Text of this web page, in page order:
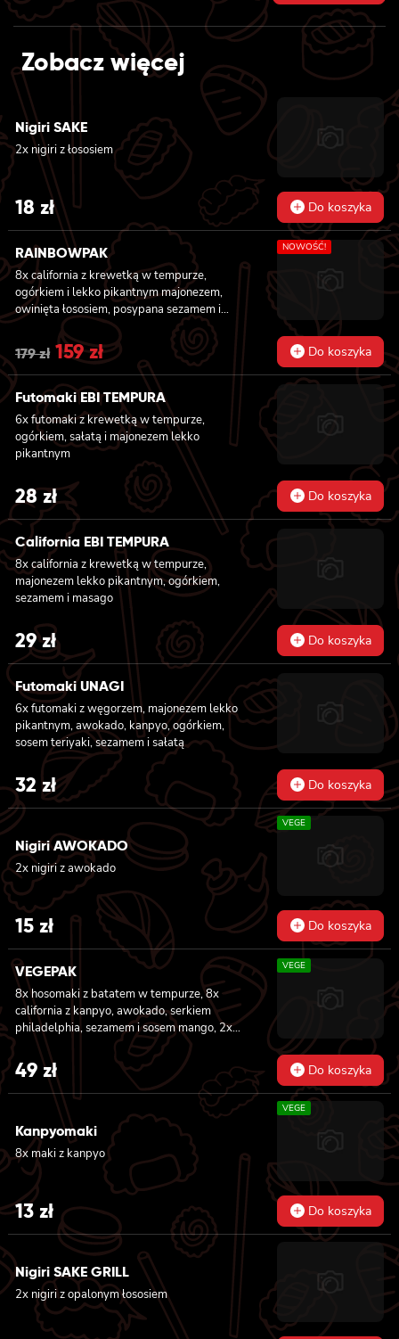
price
was:
price
is:
49 zł.
Zobacz więcej
Nigiri SAKE
2x nigiri z łososiem
18 zł Do koszyka
RAINBOWPAK
8x california z krewetką w tempurze,
ogórkiem i lekko pikantnym majonezem,
owinięta łososiem, posypana sezamem i
masago, 8x california z tatarem z tuńczyka z
truflami, owinięta tuńczykiem, posypana
masago arare i szczypiorkiem, 8x california z
awokado, mango, węgorzem i krewetką,
owinięta opalanym łososiem, polana sosem
teriyaki i posypana sezamem, 8x california z
masago, awokado i kanpyo, owinięta
węgorzem, polana sosem unagi i posypana
sezamem, 8x california z krewetką w
tempurze, awokado i lekko pikantnym
majonezem, owinięta krewetką, polana
słodko-pikantnym sosem i posypana
kolendrą
NOWOŚĆ!
179zł Original
price
was:
179 zł.
159złCurrent
price
is:
159 zł.
Do koszyka
Futomaki EBI TEMPURA
6x futomaki z krewetką w tempurze,
ogórkiem, sałatą i majonezem lekko
pikantnym
28zł Do koszyka
California EBI TEMPURA
8x california z krewetką w tempurze,
majonezem lekko pikantnym, ogórkiem,
sezamem i masago
29zł Do koszyka
Futomaki UNAGI
6x futomaki z węgorzem, majonezem lekko
pikantnym, awokado, kanpyo, ogórkiem,
sosem teriyaki, sezamem i sałatą
32 zł Do koszyka
Nigiri AWOKADO
2x nigiri z awokado
VEGE
15 zł Do koszyka
VEGEPAK
8x hosomaki z batatem w tempurze, 8x
california z kanpyo, awokado, serkiem
philadelphia, sezamem i sosem mango, 2x
nigiri z awokado i sosem mango
VEGE
49 zł Do koszyka
Kanpyomaki
8x maki z kanpyo
VEGE
13 zł Do koszyka
Nigiri SAKE GRILL
2x nigiri z opalonym łososiem